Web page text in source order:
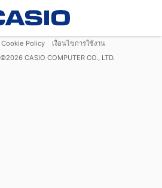
Cookie Policy
เงื่อนไขการใช้งาน
©2026 CASIO COMPUTER CO., LTD.